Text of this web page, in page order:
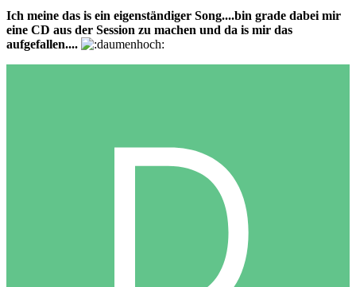
Ich meine das is ein eigenständiger Song....bin grade dabei mir
eine CD aus der Session zu machen und da is mir das
aufgefallen....